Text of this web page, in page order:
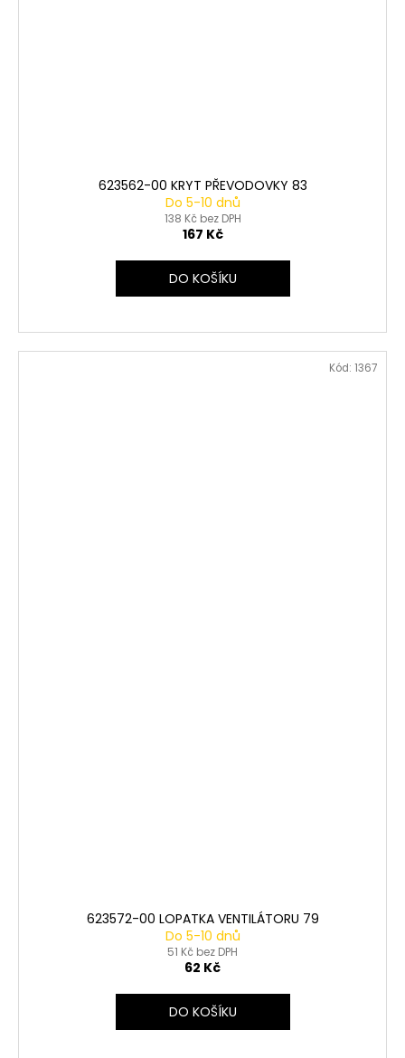
623562-00 KRYT PŘEVODOVKY 83
Do 5-10 dnů
138 Kč bez DPH
167 Kč
DO KOŠÍKU
623572-00 LOPATKA VENTILÁTORU 79
Do 5-10 dnů
51 Kč bez DPH
62 Kč
DO KOŠÍKU
Kód: 1367